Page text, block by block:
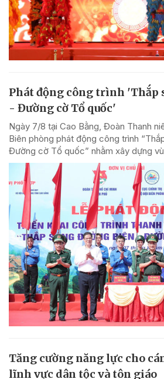
Phát động công trình 'Thắp
- Đường cờ Tổ quốc'
Ngày 7/8 tại Cao Bằng, Đoàn Thanh
Biên phòng phát động công trình
Đường cờ Tổ quốc” nhằm xây dựng
Tăng cường năng lực cho
lĩnh vực dân tộc và tôn giáo